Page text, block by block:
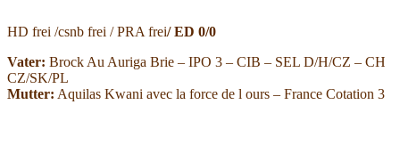
HD frei /csnb frei / PRA frei/ED 0/0
Vater: Brock Au Auriga Brie – IPO 3 – CIB – SEL D/H/CZ – CH
CZ/SK/PL
Mutter: Aquilas Kwani avec la force de l ours – France Cotation 3